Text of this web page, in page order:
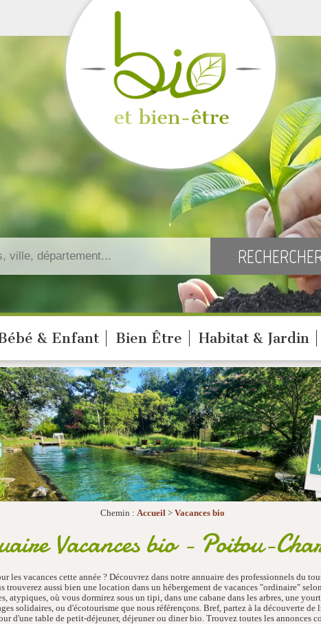
& Enfant Bien Être Habitat & Jardin
Chemin : Accueil> Vacances bio
Vacances bio - Poitou-
les vacances cette année ? Découvrez dans notre annuaire des professionnels du
trouverez aussi bien une location dans un hébergement de vacances "ordinaire"
atypiques, où vous dormirez sous un tipi, dans une cabane dans les arbres, une
solidaires, ou d'écotourisme que nous référençons. Bref, partez à la découverte
d'une table de petit-déjeuner, déjeuner ou diner bio. Trouvez toutes les annonces